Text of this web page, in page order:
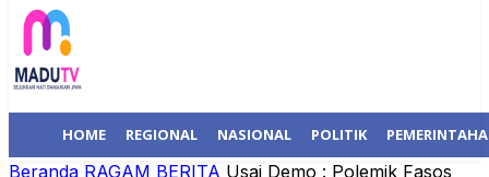
HOME REGIONAL NASIONAL POLITIK
Beranda RAGAM BERITA Usai Demo : Polemik Fasos